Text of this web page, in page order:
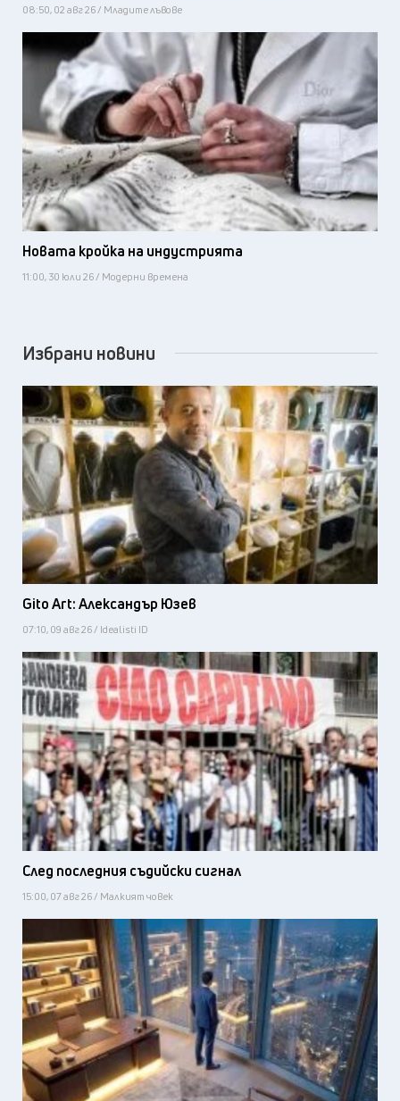
08:50, 02 авг 26 / Младите лъвове
Новата кройка на индустрията
11:00, 30 юли 26 / Модерни времена
Избрани новини
Gito Art: Александър Юзев
07:10, 09 авг 26 / Idealisti ID
След последния съдийски сигнал
15:00, 07 авг 26 / Малкият човек